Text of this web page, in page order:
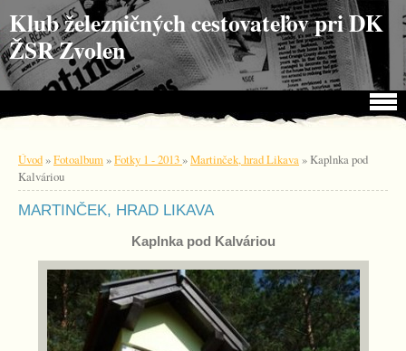
Choď na obsah
Choď na menu
Klub železničných cestovateľov pri DK
ŽSR Zvolen
Úvod»Fotoalbum»Fotky 1 - 2013»Martinček, hrad Likava» Kaplnka pod
Kalváriou
MARTINČEK, HRAD LIKAVA
Kaplnka pod Kalváriou